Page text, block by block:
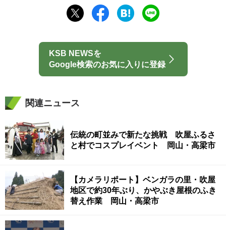
KSB NEWSを
Google検索のお気に入りに登録
関連ニュース
伝統の町並みで新たな挑戦 吹屋ふるさ
と村でコスプレイベント 岡山・高梁市
【カメラリポート】ベンガラの里・吹屋
地区で約30年ぶり、かやぶき屋根のふき
替え作業 岡山・高梁市